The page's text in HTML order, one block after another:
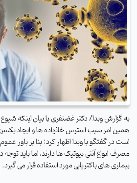
به گزارش وبدا/ دکتر غضنفری با بیان اینکه شیوع
همین امر سبب استرس خانواده ها و ایجاد
است در گفتگو با وبدا اظهار کرد: بنا بر باور
مصرف انواع آنتی بیوتیک ها دارند، اما باید
بیماری های باکتریایی مورد استفاده قرار می گیرد.